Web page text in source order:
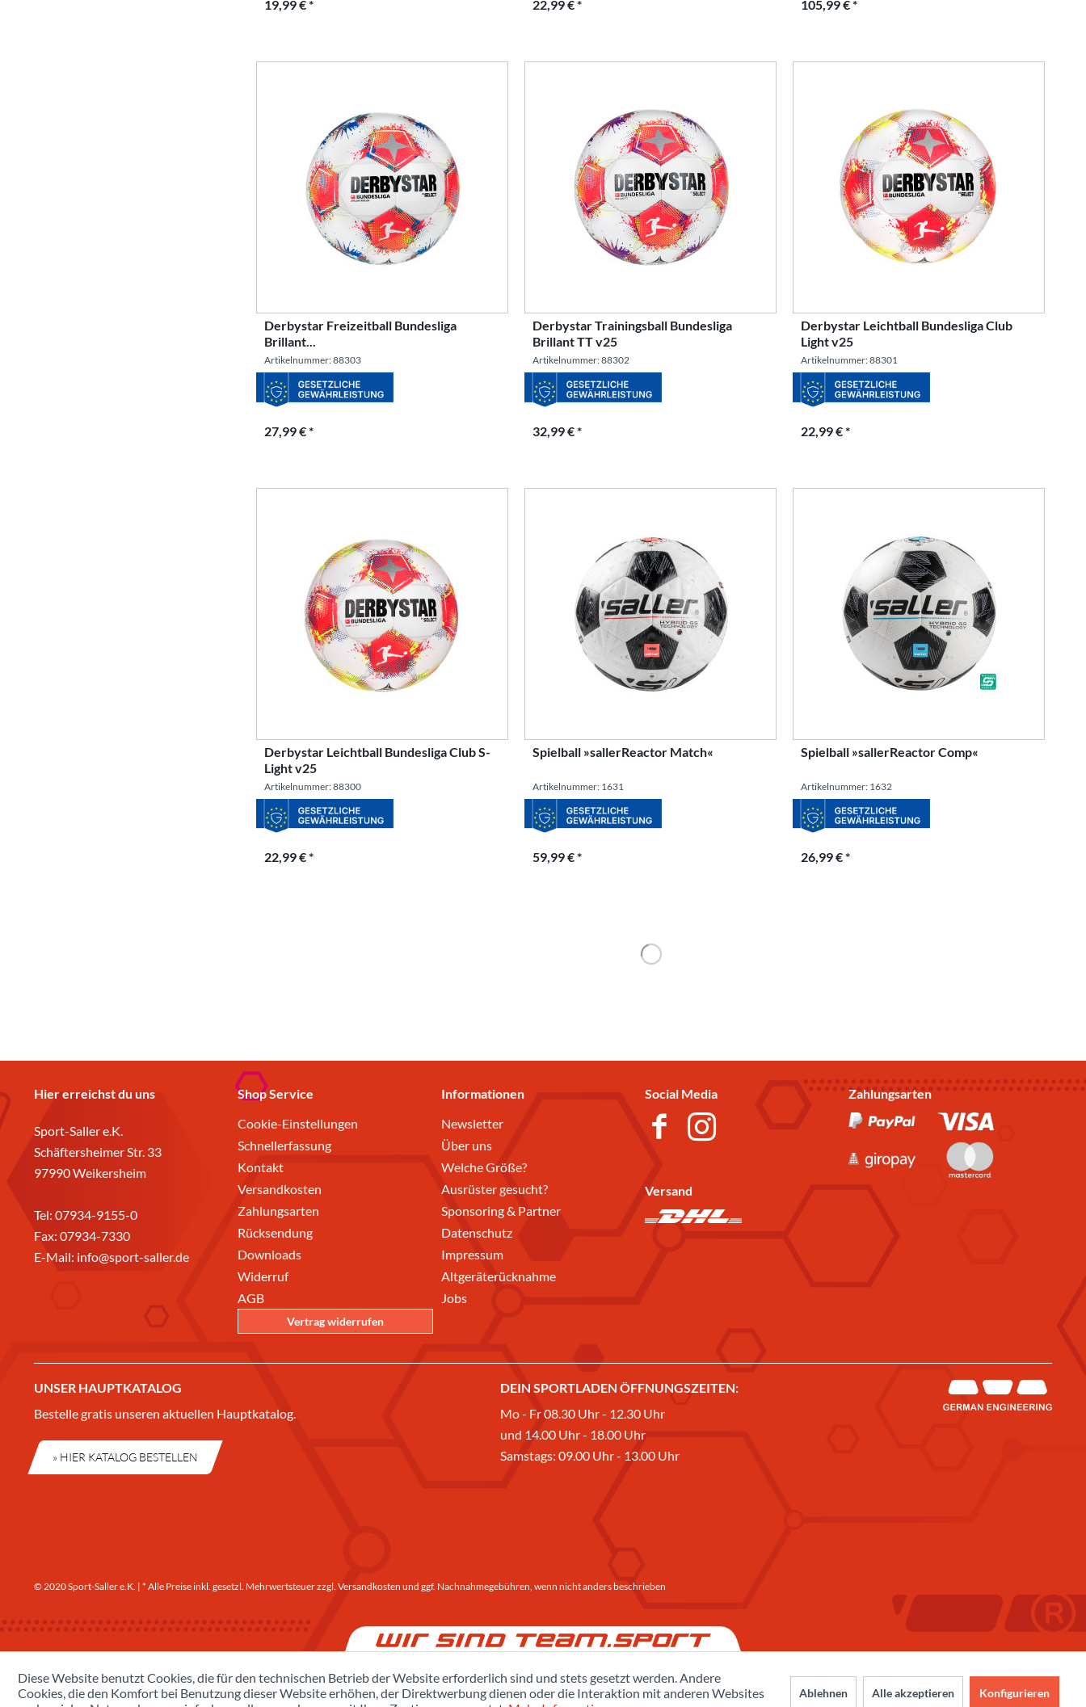
19,99 € * 22,99 € * 105,99 € *
Derbystar Freizeitball Bundesliga
Brillant...
Artikelnummer: 88303
27,99 € *
Derbystar Trainingsball Bundesliga
Brillant TT v25
Artikelnummer: 88302
32,99 € *
Derbystar Leichtball Bundesliga Club
Light v25
Artikelnummer: 88301
22,99 € *
Derbystar Leichtball Bundesliga Club S-
Light v25
Artikelnummer: 88300
22,99 € *
Spielball »sallerReactor Match«
Artikelnummer: 1631
59,99 € *
Spielball »sallerReactor Comp«
Artikelnummer: 1632
26,99 € *
Hier erreichst du uns
Sport-Saller e.K.
Schäftersheimer Str. 33
97990 Weikersheim
Tel: 07934-9155-0
Fax: 07934-7330
E-Mail: info@sport-saller.de
Shop Service
Cookie-Einstellungen
Schnellerfassung
Kontakt
Versandkosten
Zahlungsarten
Rücksendung
Downloads
Widerruf
AGB
Vertrag widerrufen
Informationen
Newsletter
Über uns
Welche Größe?
Ausrüster gesucht?
Sponsoring & Partner
Datenschutz
Impressum
Altgeräterücknahme
Jobs
Social Media
Versand
Zahlungsarten
UNSER HAUPTKATALOG
Bestelle gratis unseren aktuellen Hauptkatalog.
» HIER KATALOG BESTELLEN
DEIN SPORTLADEN ÖFFNUNGSZEITEN:
Mo - Fr 08.30 Uhr - 12.30 Uhr
und 14.00 Uhr - 18.00 Uhr
Samstags: 09.00 Uhr - 13.00 Uhr
© 2020 Sport-Saller e.K. | * Alle Preise inkl. gesetzl. Mehrwertsteuer zzgl. Versandkosten und ggf. Nachnahmegebühren, wenn nicht anders beschrieben
Diese Website benutzt Cookies, die für den technischen Betrieb der Website erforderlich sind und stets gesetzt werden. Andere
Cookies, die den Komfort bei Benutzung dieser Website erhöhen, der Direktwerbung dienen oder die Interaktion mit anderen Websites
Ablehnen Alle akzeptieren Konfigurieren